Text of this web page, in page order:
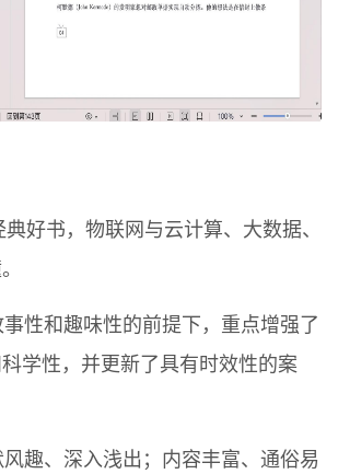
好书，物联网与云计算、大数据、
性和趣味性的前提下，重点增强了
学性，并更新了具有时效性的案
趣、深入浅出；内容丰富、通俗易